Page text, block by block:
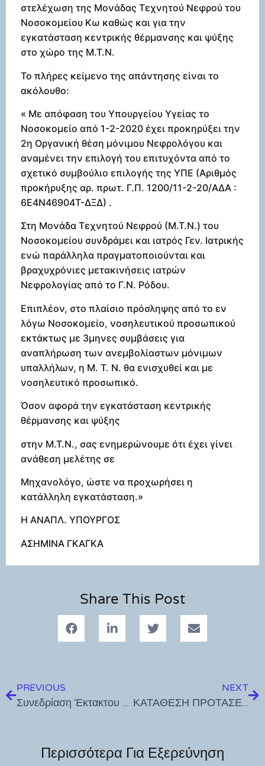
στελέχωση της Μονάδας Τεχνητού Νεφρού του
Νοσοκομείου Κω καθώς και για την
εγκατάσταση κεντρικής θέρμανσης και ψύξης
στο χώρο της Μ.Τ.Ν.
Το πλήρες κείμενο της απάντησης είναι το
ακόλουθο:
« Με απόφαση του Υπουργείου Υγείας το
Νοσοκομείο από 1-2-2020 έχει προκηρύξει την
2η Οργανική θέση μόνιμου Νεφρολόγου και
αναμένει την επιλογή του επιτυχόντα από το
σχετικό συμβούλιο επιλογής της ΥΠΕ (Αριθμός
προκήρυξης αρ. πρωτ. Γ.Π. 1200/11-2-20/ΑΔΑ :
6Ε4Ν46904Τ-ΔΞΔ) .
Στη Μονάδα Τεχνητού Νεφρού (Μ.Τ.Ν.) του
Νοσοκομείου συνδράμει και ιατρός Γεν. Ιατρικής
ενώ παράλληλα πραγματοποιούνται και
βραχυχρόνιες μετακινήσεις ιατρών
Νεφρολογίας από το Γ.Ν. Ρόδου.
Επιπλέον, στο πλαίσιο πρόσληψης από το εν
λόγω Νοσοκομείο, νοσηλευτικού προσωπικού
εκτάκτως με 3μηνες συμβάσεις για
αναπλήρωση των ανεμβολίαστων μόνιμων
υπαλλήλων, η Μ. Τ. Ν. θα ενισχυθεί και με
νοσηλευτικό προσωπικό.
Όσον αφορά την εγκατάσταση κεντρικής
θέρμανσης και ψύξης
στην Μ.Τ.Ν., σας ενημερώνουμε ότι έχει γίνει
ανάθεση μελέτης σε
Μηχανολόγο, ώστε να προχωρήσει η
κατάλληλη εγκατάσταση.»
Η ΑΝΑΠΛ. ΥΠΟΥΡΓΟΣ
ΑΣΗΜΙΝΑ ΓΚΑΓΚΑ
Share This Post
PREVIOUS
Συνεδρίαση Έκτακτου ΣΟΠΠ Π.Ε. Δωδεκανήσου
NEXT
ΚΑΤΑΘΕΣΗ ΠΡΟΤΑΣΕΩΝ ΓΑ ΤΙΣ ΧΕΙΜΕΡΙΝΕΣ ΕΚΔΗΛΩΣΕΙΣ ΤΟΥ ΔΟΠΑΒΣ
Περισσότερα Για Εξερεύνηση